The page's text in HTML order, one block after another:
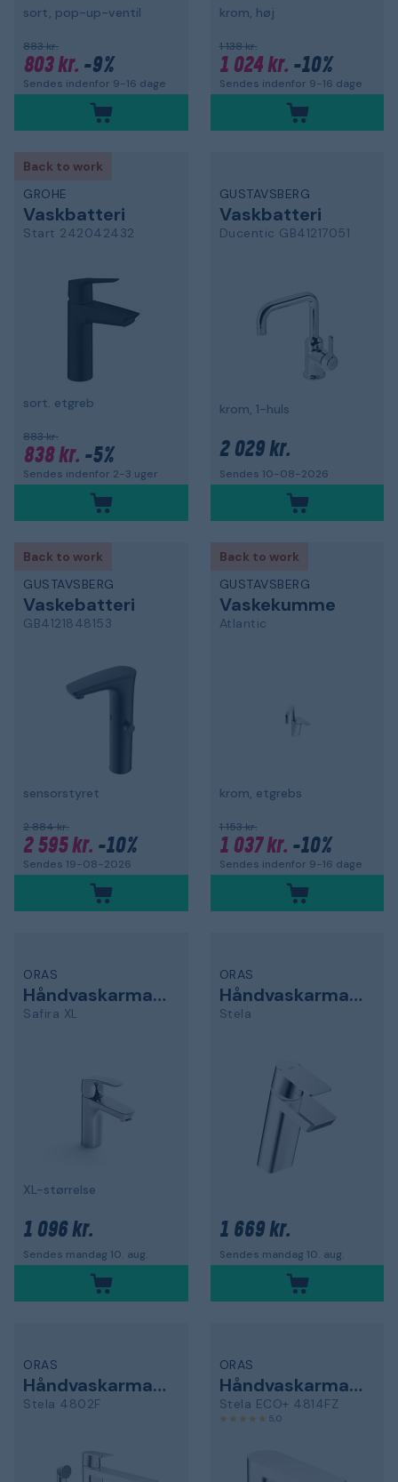
sort, pop-up-ventil
883 kr.
803 kr. -9%
Sendes indenfor 9-16 dage
krom, høj
1 138 kr.
1 024 kr. -10%
Sendes indenfor 9-16 dage
Back to work
GROHE
Vaskbatteri
Start 242042432
sort. etgreb
883 kr.
838 kr. -5%
Sendes indenfor 2-3 uger
GUSTAVSBERG
Vaskbatteri
Ducentic GB41217051
krom, 1-huls
2 029 kr.
Sendes 10-08-2026
Back to work
GUSTAVSBERG
Vaskebatteri
GB4121848153
sensorstyret
2 884 kr.
2 595 kr. -10%
Sendes 19-08-2026
Back to work
GUSTAVSBERG
Vaskekumme
Atlantic
krom, etgrebs
1 153 kr.
1 037 kr. -10%
Sendes indenfor 9-16 dage
ORAS
Håndvaskarmatur
Safira XL
XL-størrelse
1 096 kr.
Sendes mandag 10. aug.
ORAS
Håndvaskarmatur
Stela
1 669 kr.
Sendes mandag 10. aug.
ORAS
Håndvaskarmatur
Stela 4802F
ORAS
Håndvaskarmatur
Stela ECO+ 4814FZ
5,0